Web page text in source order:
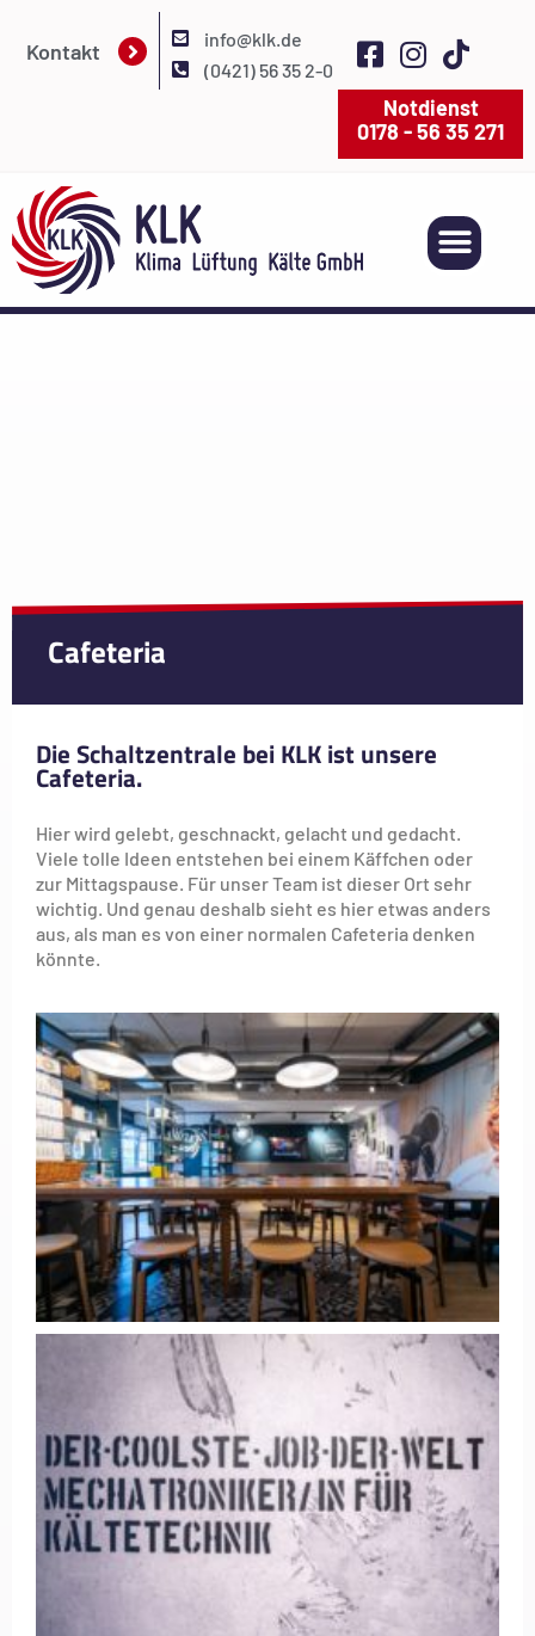
Kontakt
info@klk.de
(0421) 56 35 2-0
Notdienst
0178 - 56 35 271
Cafeteria
Die Schaltzentrale bei KLK ist unsere
Cafeteria.
Hier wird gelebt, geschnackt, gelacht und gedacht.
Viele tolle Ideen entstehen bei einem Käffchen oder
zur Mittagspause. Für unser Team ist dieser Ort sehr
wichtig. Und genau deshalb sieht es hier etwas anders
aus, als man es von einer normalen Cafeteria denken
könnte.